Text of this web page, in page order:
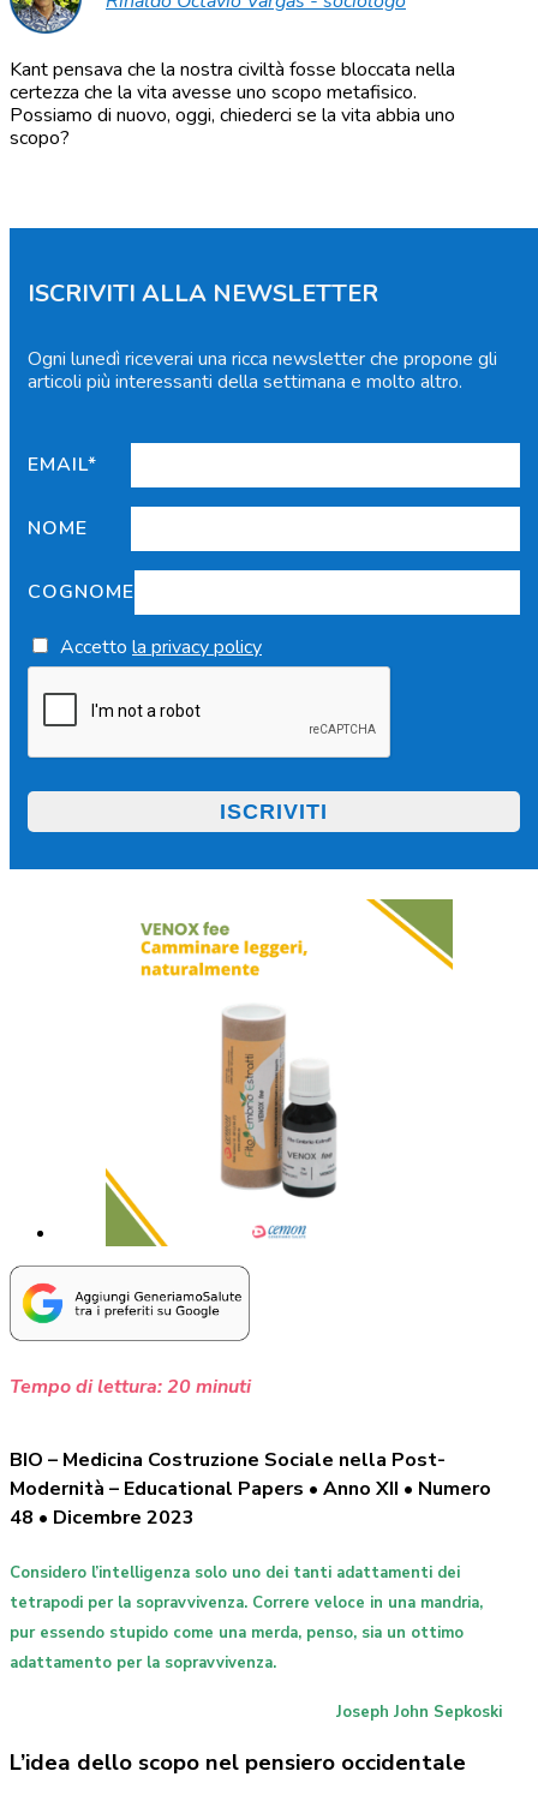
Kant pensava che la nostra civiltà fosse bloccata nella
certezza che la vita avesse uno scopo metafisico.
Possiamo di nuovo, oggi, chiederci se la vita abbia uno
scopo?
ISCRIVITI ALLA NEWSLETTER
Ogni lunedì riceverai una ricca newsletter che propone gli
articoli più interessanti della settimana e molto altro.
EMAIL*
NOME
COGNOME
Accetto la privacy policy
Tempo di lettura:20minuti
BIO – Medicina Costruzione Sociale nella Post-
Modernità – Educational Papers • Anno XII • Numero
48 • Dicembre 2023
Considero l’intelligenza solo uno dei tanti adattamenti dei
tetrapodi per la sopravvivenza. Correre veloce in una mandria,
pur essendo stupido come una merda, penso, sia un ottimo
adattamento per la sopravvivenza.
Joseph John Sepkoski
L’idea dello scopo nel pensiero occidentale